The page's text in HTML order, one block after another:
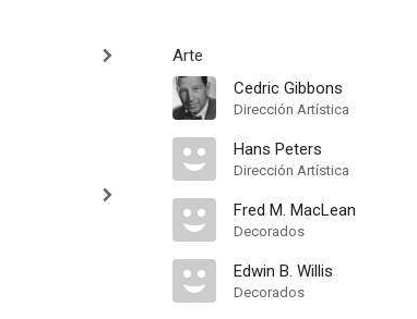
Arte
Cedric Gibbons
Dirección Artística
Hans Peters
Dirección Artística
Fred M. MacLean
Decorados
Edwin B. Willis
Decorados